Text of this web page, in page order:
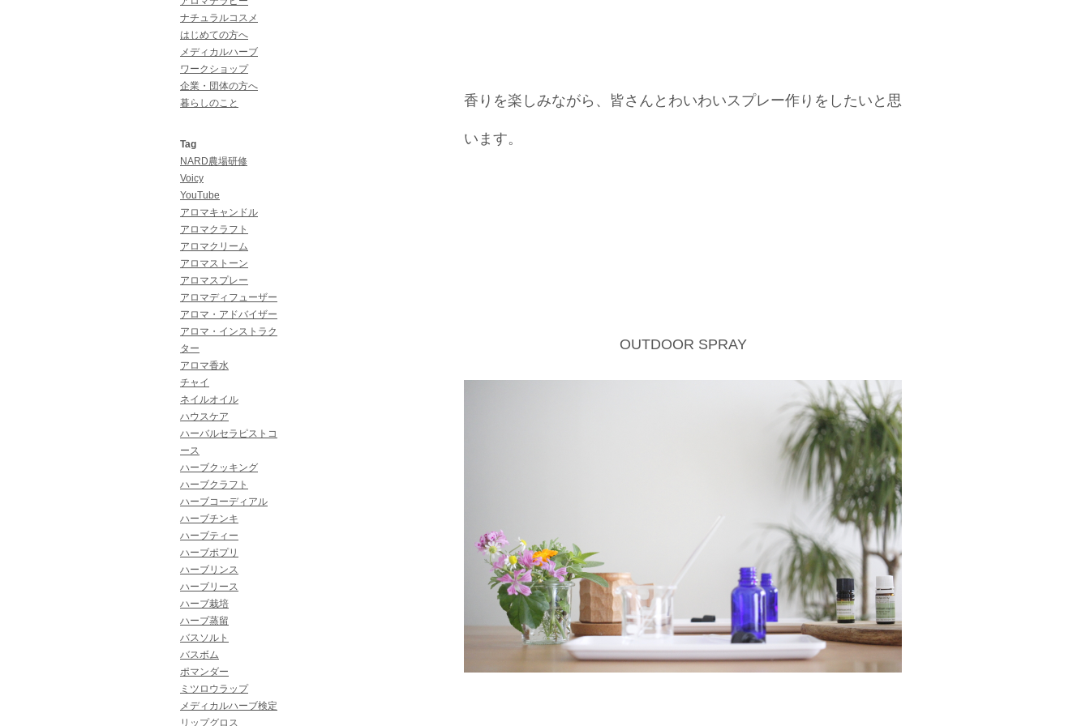
ナチュラルコスメ
はじめての方へ
メディカルハーブ
ワークショップ
企業・団体の方へ
暮らしのこと
Tag
NARD農場研修
Voicy
YouTube
アロマキャンドル
アロマクラフト
アロマクリーム
アロマストーン
アロマスプレー
アロマディフューザー
アロマ・アドバイザー
アロマ・インストラク
ター
アロマ香水
チャイ
ネイルオイル
ハウスケア
ハーバルセラピストコ
ース
ハーブクッキング
ハーブクラフト
ハーブコーディアル
ハーブチンキ
ハーブティー
ハーブポプリ
ハーブリンス
ハーブリース
ハーブ栽培
ハーブ蒸留
バスソルト
バスボム
ポマンダー
ミツロウラップ
メディカルハーブ検定
リップグロス
香りを楽しみながら、皆さんとわいわいスプレー作りをしたいと思
います。
OUTDOOR SPRAY